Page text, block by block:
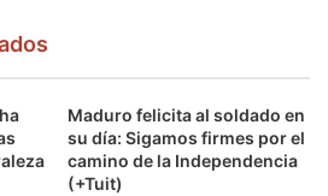
Maduro felicita al soldado en
su día: Sigamos firmes por el
camino de la Independencia
(+Tuit)